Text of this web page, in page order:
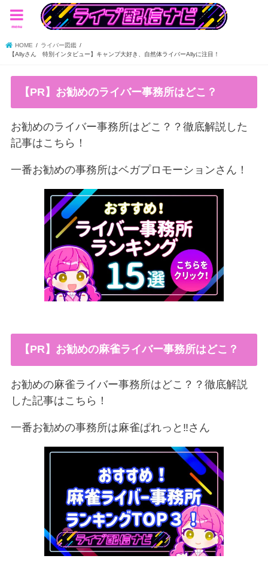
menu
HOME
ライバー図鑑
【Allyさん 特別インタビュー】キャンプ大好き、自然体ライバーAllyに注目！
【PR】お勧めのライバー事務所はどこ？
お勧めのライバー事務所はどこ？？徹底解説した
記事はこちら！
一番お勧めの事務所はベガプロモーションさん！
【PR】お勧めの麻雀ライバー事務所はどこ？
お勧めの麻雀ライバー事務所はどこ？？徹底解説
した記事はこちら！
一番お勧めの事務所は麻雀ぱれっと‼︎さん